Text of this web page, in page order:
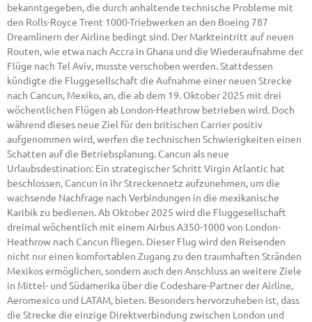
bekanntgegeben, die durch anhaltende technische Probleme mit
den Rolls-Royce Trent 1000-Triebwerken an den Boeing 787
Dreamlinern der Airline bedingt sind. Der Markteintritt auf neuen
Routen, wie etwa nach Accra in Ghana und die Wiederaufnahme der
Flüge nach Tel Aviv, musste verschoben werden. Stattdessen
kündigte die Fluggesellschaft die Aufnahme einer neuen Strecke
nach Cancun, Mexiko, an, die ab dem 19. Oktober 2025 mit drei
wöchentlichen Flügen ab London-Heathrow betrieben wird. Doch
während dieses neue Ziel für den britischen Carrier positiv
aufgenommen wird, werfen die technischen Schwierigkeiten einen
Schatten auf die Betriebsplanung. Cancun als neue
Urlaubsdestination: Ein strategischer Schritt Virgin Atlantic hat
beschlossen, Cancun in ihr Streckennetz aufzunehmen, um die
wachsende Nachfrage nach Verbindungen in die mexikanische
Karibik zu bedienen. Ab Oktober 2025 wird die Fluggesellschaft
dreimal wöchentlich mit einem Airbus A350-1000 von London-
Heathrow nach Cancun fliegen. Dieser Flug wird den Reisenden
nicht nur einen komfortablen Zugang zu den traumhaften Stränden
Mexikos ermöglichen, sondern auch den Anschluss an weitere Ziele
in Mittel- und Südamerika über die Codeshare-Partner der Airline,
Aeromexico und LATAM, bieten. Besonders hervorzuheben ist, dass
die Strecke die einzige Direktverbindung zwischen London und